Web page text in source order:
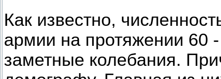
Как известно,
армии на протяжении 60
заметные колебания.